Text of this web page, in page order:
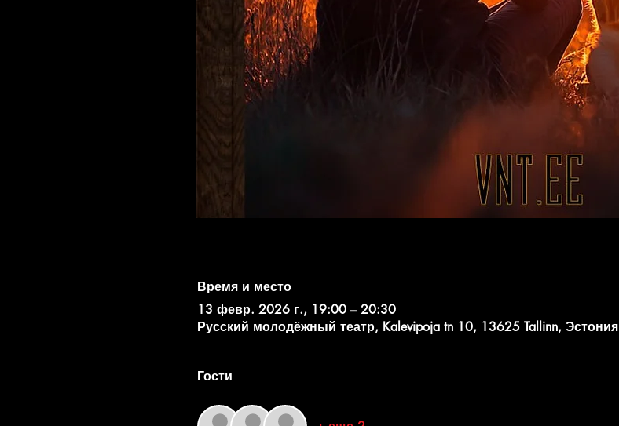
Время и место
13 февр. 2026 г., 19:00 – 20:30
Русский молодёжный театр, Kalevipoja tn 10, 13625 Tallinn, Эстония
Гости